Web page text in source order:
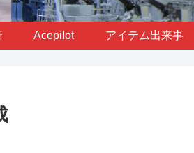
Acepilot アイテム出来事